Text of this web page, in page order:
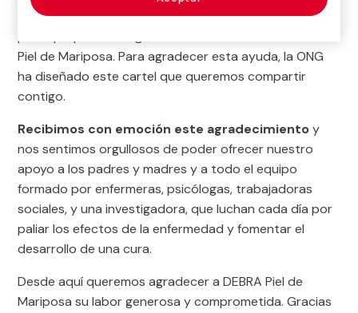
acompañarles en su camino, ofreciéndoles apoyo
Piel de Mariposa. Para agradecer esta ayuda, la ONG
ha diseñado este cartel que queremos compartir
contigo.
Recibimos con emoción este agradecimientoy
nos sentimos orgullosos de poder ofrecer nuestro
apoyo a los padres y madres y a todo el equipo
formado por enfermeras, psicólogas, trabajadoras
sociales, y una investigadora, que luchan cada día por
paliar los efectos de la enfermedad y fomentar el
desarrollo de una cura.
Desde aquí queremos agradecer a DEBRA Piel de
Mariposa su labor generosa y comprometida. Gracias